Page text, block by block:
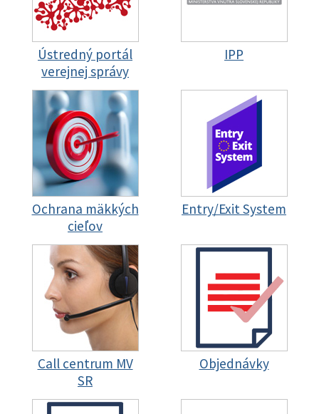
Ústredný portál
verejnej správy
IPP
Ochrana mäkkých
cieľov
Entry/Exit System
Call centrum MV
SR
Objednávky